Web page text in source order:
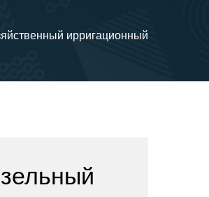
ирригационный